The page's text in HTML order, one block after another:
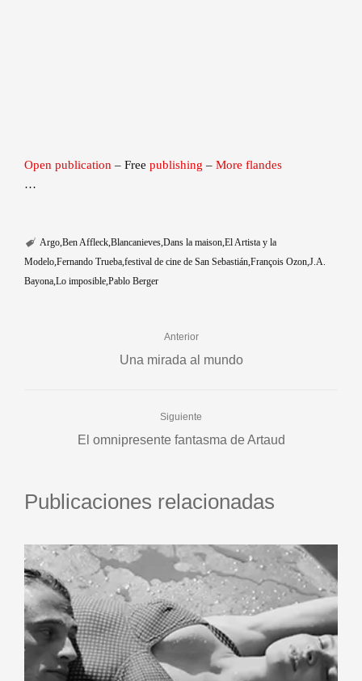
Open publication – Free publishing – More flandes
…
Argo Ben Affleck Blancanieves Dans la maison El Artista y la
Modelo Fernando Trueba festival de cine de San Sebastián François Ozon J.A.
Bayona Lo imposible Pablo Berger
Anterior
Una mirada al mundo
Siguiente
El omnipresente fantasma de Artaud
Publicaciones relacionadas